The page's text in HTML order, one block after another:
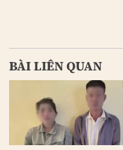
BÀI LIÊN QUAN